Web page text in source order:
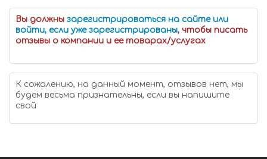
Вы должны зарегистрироваться на сайте или
войти, если уже зарегистрированы, чтобы писать
отзывы о компании и ее товарах/услугах
К сожалению, на данный момент, отзывов нет, мы
будем весьма признательны, если вы напишите
свой